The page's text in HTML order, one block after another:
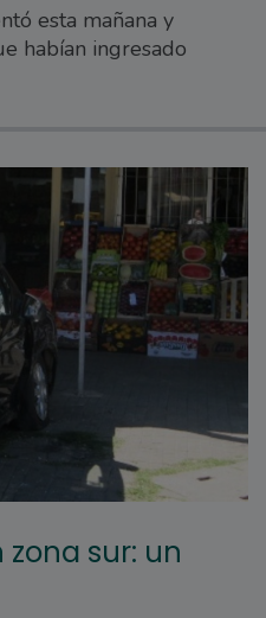
esta mañana y
habían ingresado
sur: un